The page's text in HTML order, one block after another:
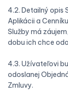
4.2. Detailný opis
Aplikácii a
Služby má
dobu ich chce
4.3. Užívateľovi
odoslanej
Zmluvy.